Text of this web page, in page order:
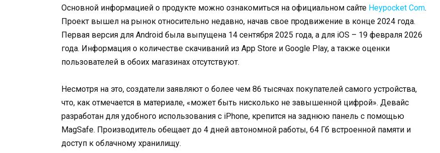
Основной информацией о продукте можно ознакомиться на официальном сайте Heypocket Com.
Проект вышел на рынок относительно недавно, начав свое продвижение в конце 2024 года.
Первая версия для Android была выпущена 14 сентября 2025 года, а для iOS – 19 февраля 2026
года. Информация о количестве скачиваний из App Store и Google Play, а также оценки
пользователей в обоих магазинах отсутствуют.
Несмотря на это, создатели заявляют о более чем 86 тысячах покупателей самого устройства,
что, как отмечается в материале, «может быть нисколько не завышенной цифрой». Девайс
разработан для удобного использования с iPhone, крепится на заднюю панель с помощью
MagSafe. Производитель обещает до 4 дней автономной работы, 64 Гб встроенной памяти и
доступ к облачному хранилищу.